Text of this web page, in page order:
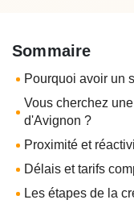
Sommaire
Pourquoi avoir un
Vous cherchez
d'Avignon ?
Proximité et
Délais et tarifs
Les étapes de la